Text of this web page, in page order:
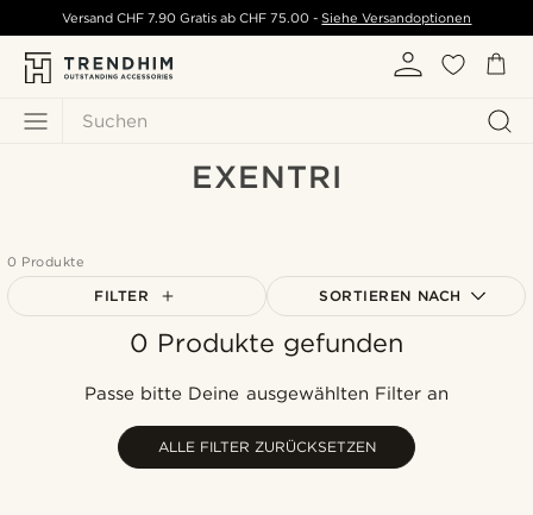
Suchen
Versand CHF 7.90 Gratis ab CHF 75.00 - Siehe Versandoptionen
EXENTRI
0 Produkte
FILTER SORTIEREN NACH
Am beliebtesten
Höchster Preis
0 Produkte gefunden
Passe bitte Deine ausgewählten Filter an
ALLE FILTER ZURÜCKSETZEN